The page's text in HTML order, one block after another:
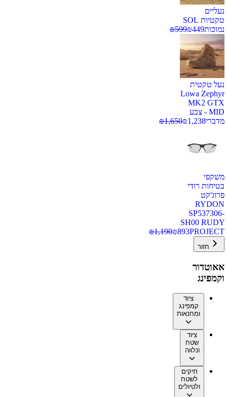
נעליים
טקטיות SOL
נמוכות
₪449
₪599
נעל טקטית
Lowa Zephyr
MK2 GTX
MID - צבע
מדברי
₪1,238
₪1,650
משקפי
בטיחות רודי
פרוג'קט
RYDON
SP537306-
SH00 RUDY
PROJECT
₪893
₪1,190
חזור
אאוטדור
וקמפינג
ציוד
קמפינג
ומחנאות
ציוד
שטח
ונלווה
תיקים
לשטח
ולטיולים